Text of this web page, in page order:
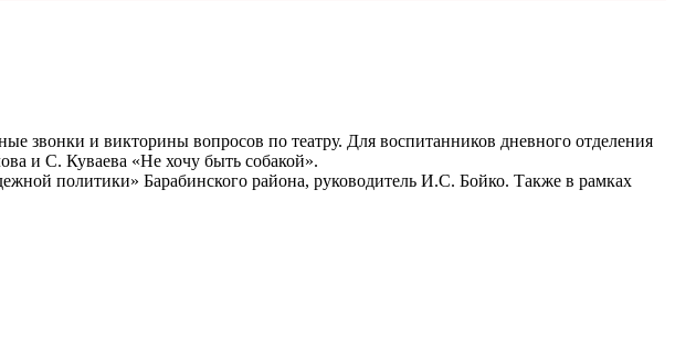
звонки и викторины вопросов по театру. Для воспитанников дневного отделения
и С. Куваева «Не хочу быть собакой».
политики» Барабинского района, руководитель И.С. Бойко. Также в рамках